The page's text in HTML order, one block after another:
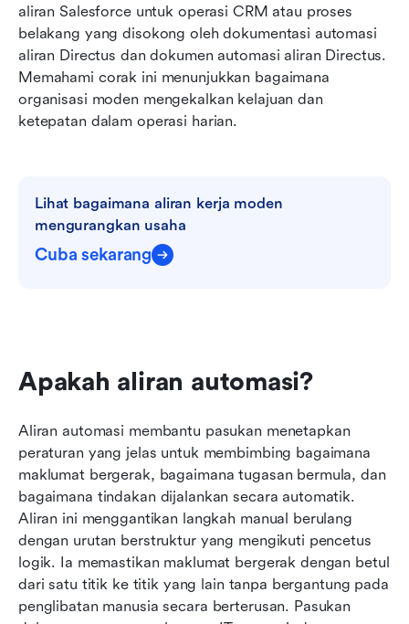
aliran Salesforce untuk operasi CRM atau proses
belakang yang disokong oleh dokumentasi automasi
aliran Directus dan dokumen automasi aliran Directus.
Memahami corak ini menunjukkan bagaimana
organisasi moden mengekalkan kelajuan dan
ketepatan dalam operasi harian.
Lihat bagaimana aliran kerja moden
mengurangkan usaha
Cuba sekarang
Apakah aliran automasi?
Aliran automasi membantu pasukan menetapkan
peraturan yang jelas untuk membimbing bagaimana
maklumat bergerak, bagaimana tugasan bermula, dan
bagaimana tindakan dijalankan secara automatik.
Aliran ini menggantikan langkah manual berulang
dengan urutan berstruktur yang mengikuti pencetus
logik. Ia memastikan maklumat bergerak dengan betul
dari satu titik ke titik yang lain tanpa bergantung pada
penglibatan manusia secara berterusan. Pasukan